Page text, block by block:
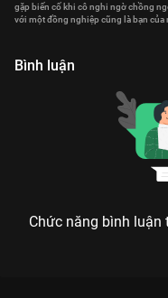
gặp biến cố khi cô nghi ngờ chồng
với một đồng nghiệp cũng là bạn của
Bình luận
Chức năng bình luận